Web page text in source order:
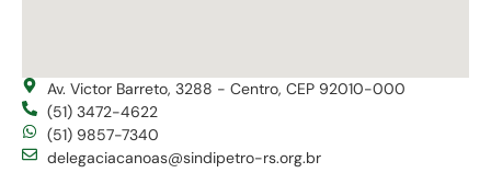
Av. Victor Barreto, 3288 - Centro, CEP 92010-000
(51) 3472-4622
(51) 9857-7340
delegaciacanoas@sindipetro-rs.org.br